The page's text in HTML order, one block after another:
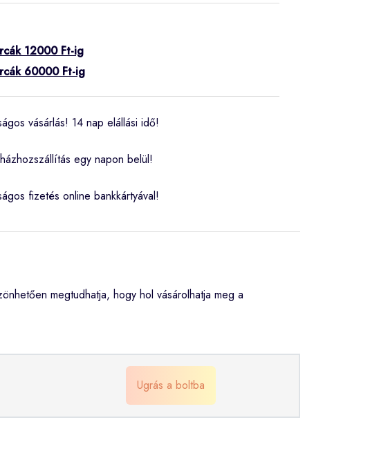
12000 Ft-ig
60000 Ft-ig
vásárlás! 14 nap elállási idő!
egy napon belül!
fizetés online bankkártyával!
megtudhatja, hogy hol vásárolhatja meg a
Ugrás a boltba